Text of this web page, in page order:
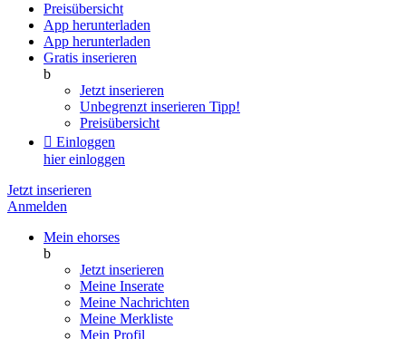
Preisübersicht
App herunterladen
App herunterladen
Gratis inserieren
b
Jetzt inserieren
Unbegrenzt inserieren Tipp!
Preisübersicht
 Einloggen
hier einloggen
Jetzt inserieren
Anmelden
Mein ehorses
b
Jetzt inserieren
Meine Inserate
Meine Nachrichten
Meine Merkliste
Mein Profil